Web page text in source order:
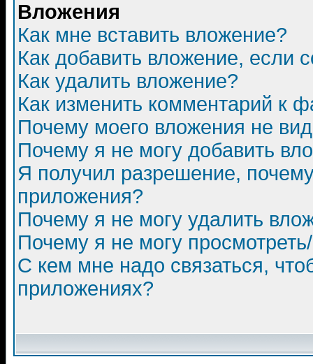
Вложения
Как мне вставить вложение?
Как добавить вложение, если
Как удалить вложение?
Как изменить комментарий к
Почему моего вложения не
Почему я не могу добавить
Я получил разрешение,
приложения?
Почему я не могу удалить
Почему я не могу
С кем мне надо связаться,
приложениях?